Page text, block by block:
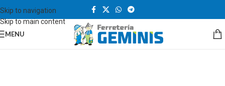
Skip to navigation
Skip to main content
MENU